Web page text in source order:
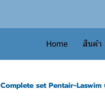
Home สินค้า
Complete set Pentair-Laswim